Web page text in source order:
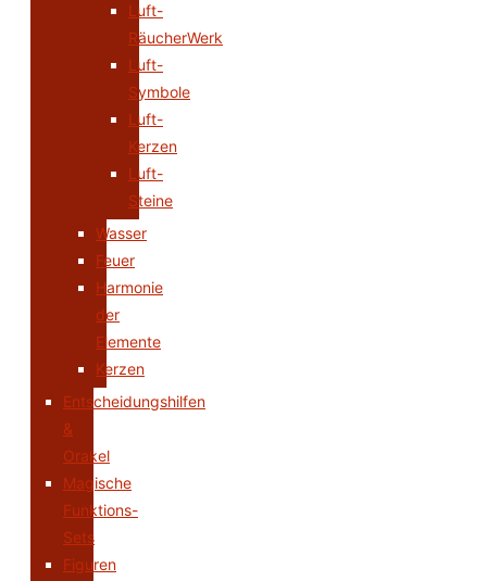
Luft-
RäucherWerk
Luft-
Symbole
Luft-
Kerzen
Luft-
Steine
Wasser
Feuer
Harmonie
der
Elemente
Kerzen
Entscheidungshilfen
&
Orakel
Magische
Funktions-
Sets
Figuren